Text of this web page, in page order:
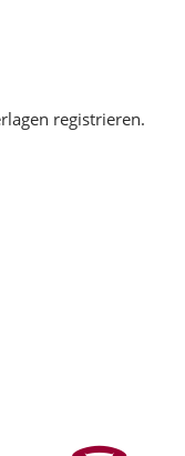
registrieren.